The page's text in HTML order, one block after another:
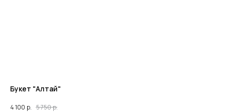
Букет "Алтай"
4 100 р. 5 750р.